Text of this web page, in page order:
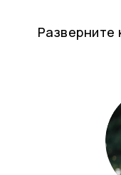
Разверните